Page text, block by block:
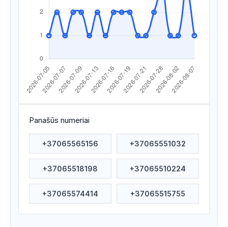
2026/07/22 19:36
Apsilankyta ataskaitoje 2026/07/22 08:12
Apsilankyta ataskaitoje 2026/07/20 00:07
Apsilankyta ataskaitoje 2026/07/19 08:15
Apsilankyta ataskaitoje 2026/07/16 16:39
Apsilankyta ataskaitoje 2026/07/16 07:18
Apsilankyta ataskaitoje 2026/07/15 08:00
Panašūs numeriai
+37065565156 +37065551032
+37065518198 +37065510224
+37065574414 +37065515755